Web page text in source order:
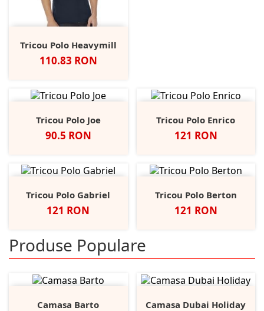
Tricou Polo Heavymill
Pret
110.83 RON
Tricou Polo Joe
Pret
90.5 RON
Tricou Polo Enrico
Pret
121 RON
Tricou Polo Gabriel
Pret
121 RON
Tricou Polo Berton
Pret
121 RON
Produse Populare
Camasa Barto Camasa Dubai Holiday